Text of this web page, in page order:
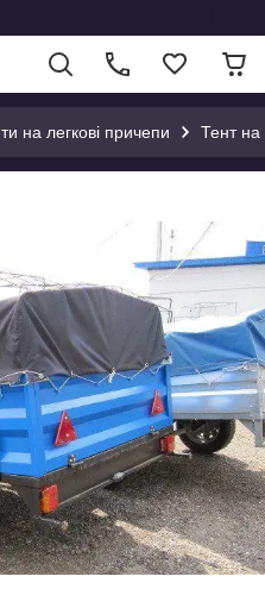
на легкові причепи Тент на